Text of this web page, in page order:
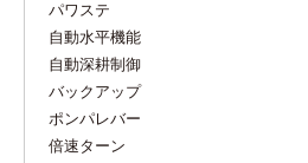
パワステ
自動水平機能
自動深耕制御
バックアップ
ポンパレバー
倍速ターン